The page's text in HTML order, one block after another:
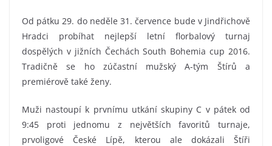
Od pátku 29. do neděle 31. července bude v Jindřichově
Hradci probíhat nejlepší letní florbalový turnaj
dospělých v jižních Čechách South Bohemia cup 2016.
Tradičně se ho zúčastní mužský A-tým Štírů a
premiérově také ženy.
Muži nastoupí k prvnímu utkání skupiny C v pátek od
9:45 proti jednomu z největších favoritů turnaje,
prvoligové České Lípě, kterou ale dokázali Štíři